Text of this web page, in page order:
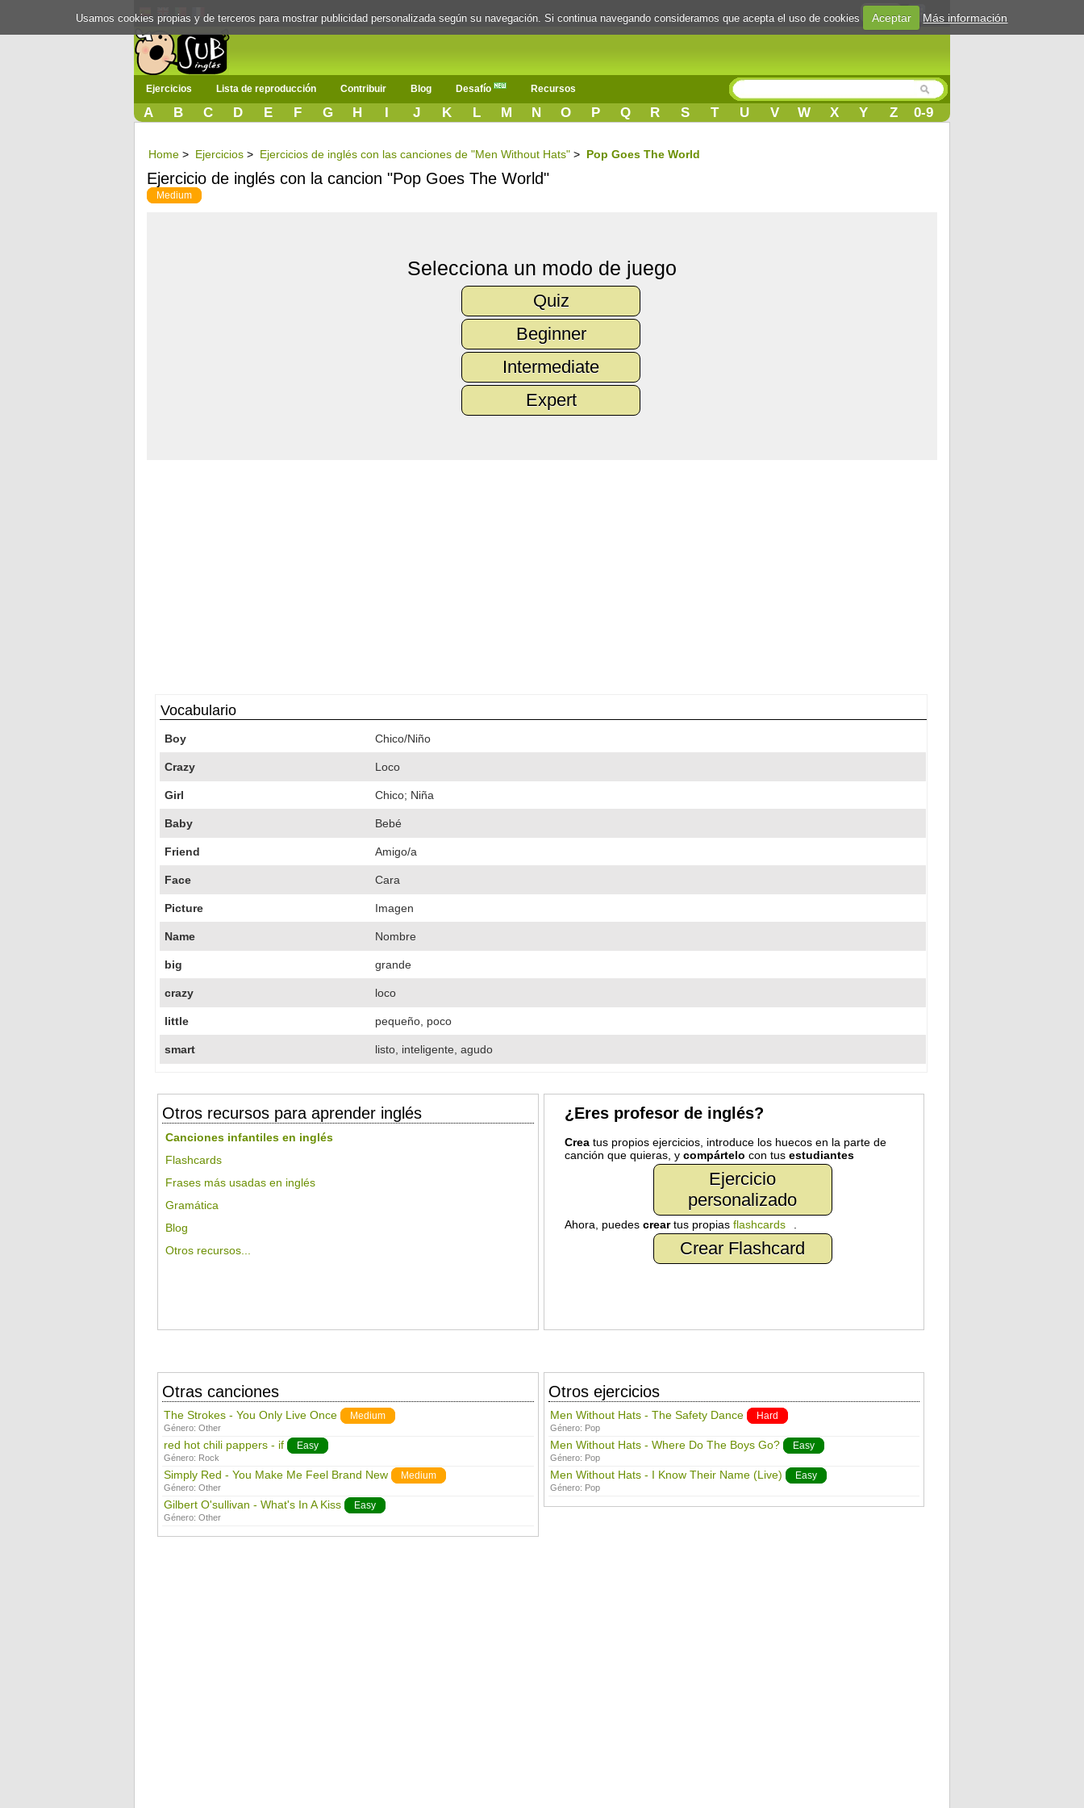
Login
Ejercicios Lista de reproducción Contribuir Blog Desafío Recursos
A B C D E F G H I J K L M N O P Q R S T U V W X Y Z 0-9
Home > Ejercicios > Ejercicios de inglés con las canciones de "Men Without Hats" > Pop Goes The World
Ejercicio de inglés con la cancion "Pop Goes The World"
Medium
Selecciona un modo de juego
Quiz
Beginner
Intermediate
Expert
Vocabulario
Boy Chico/Niño
Crazy Loco
Girl Chico; Niña
Baby Bebé
Friend Amigo/a
Face Cara
Picture Imagen
Name Nombre
big grande
crazy loco
little pequeño, poco
smart listo, inteligente, agudo
Otros recursos para aprender inglés
Canciones infantiles en inglés
Flashcards
Frases más usadas en inglés
Gramática
Blog
Otros recursos...
¿Eres profesor de inglés?
Creatus propios ejercicios, introduce los huecos en la parte de
canción que quieras, y compártelo con tus estudiantes
Ejercicio
personalizado
Ahora, puedes creartus propias flashcards
Crear Flashcard
Otras canciones
The Strokes - You Only Live Once Medium
Género: Other
red hot chili pappers - if Easy
Género: Rock
Simply Red - You Make Me Feel Brand New Medium
Género: Other
Gilbert O'sullivan - What's In A Kiss Easy
Género: Other
Otros ejercicios
Men Without Hats - The Safety Dance Hard
Género: Pop
Men Without Hats - Where Do The Boys Go? Easy
Género: Pop
Men Without Hats - I Know Their Name (Live) Easy
Género: Pop
Usamos cookies propias y de terceros para mostrar publicidad personalizada según su navegación. Si continua navegando consideramos que acepta el uso de cookies Aceptar Más información